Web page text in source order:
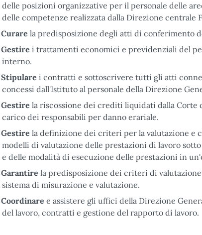
delle posizioni organizzative per il personale delle
delle competenze realizzata dalla Direzione centrale
Curare la predisposizione degli atti di conferimento
Gestire i trattamenti economici e previdenziali del
interno.
Stipulare i contratti e sottoscrivere tutti gli atti
concessi dall'Istituto al personale della Direzione
Gestire la riscossione dei crediti liquidati dalla Corte
carico dei responsabili per danno erariale.
Gestire la definizione dei criteri per la valutazione e
modelli di valutazione delle prestazioni di lavoro
e delle modalità di esecuzione delle prestazioni in
Garantire la predisposizione dei criteri di
sistema di misurazione e valutazione.
Coordinare e assistere gli uffici della Direzione
del lavoro, contratti e gestione del rapporto di lavoro.